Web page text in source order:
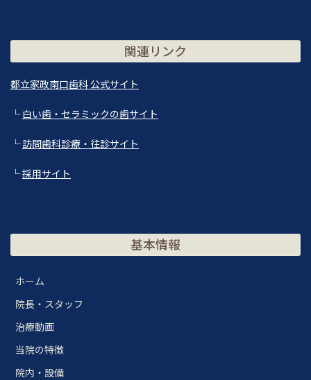
関連リンク
都立家政南口歯科 公式サイト
└白い歯・セラミックの歯サイト
└訪問歯科診療・往診サイト
└採用サイト
基本情報
ホーム
院長・スタッフ
治療動画
当院の特徴
院内・設備